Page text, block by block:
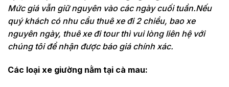
Mức giá vẫn giữ nguyên vào các ngày cuối tuần.Nếu
quý khách có nhu cầu thuê xe đi 2 chiều, bao xe
nguyên ngày, thuê xe đi tour thì vui lòng liên hệ với
chúng tôi để nhận được báo giá chính xác.
Các loại xe giường nằm tại cà mau: